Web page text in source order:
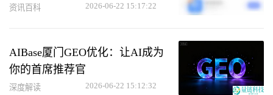
资讯百科 2026-06-22 15:17:22
AIBase厦门GEO优化：让AI成为
你的首席推荐官
深度解读 2026-06-22 15:12:32